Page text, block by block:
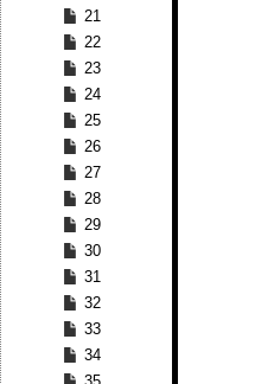
21
22
23
24
25
26
27
28
29
30
31
32
33
34